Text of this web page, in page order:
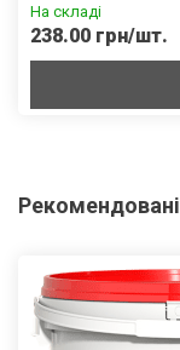
На складі
238.00 грн/шт.
Рекомендовані